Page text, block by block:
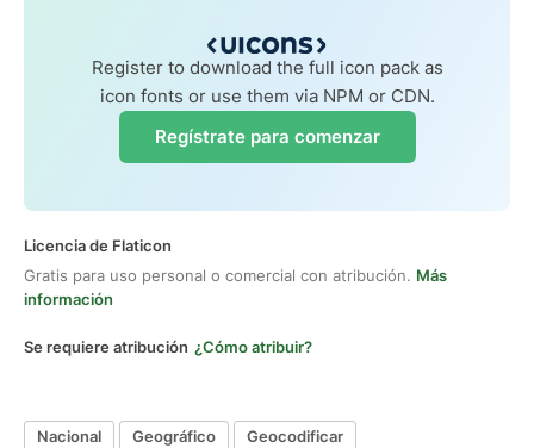
Register to download the full icon pack as
icon fonts or use them via NPM or CDN.
Regístrate para comenzar
Licencia de Flaticon
Gratis para uso personal o comercial con atribución. Más
información
Se requiere atribución ¿Cómo atribuir?
Nacional Geográfico
Geocodificar